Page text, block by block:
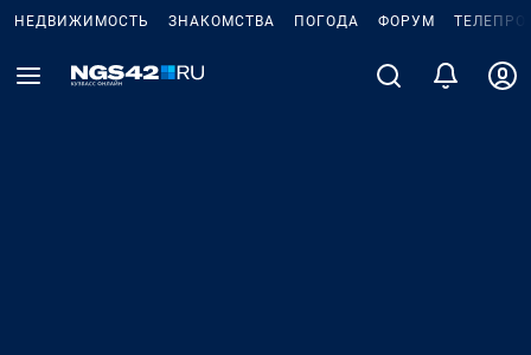
НЕДВИЖИМОСТЬ ЗНАКОМСТВА ПОГОДА ФОРУМ